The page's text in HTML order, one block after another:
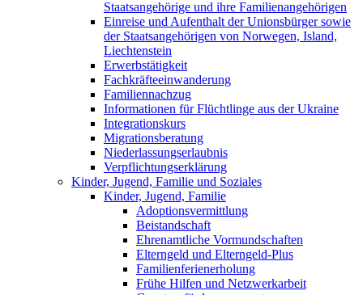
Staatsangehörige und ihre Familienangehörigen
Einreise und Aufenthalt der Unionsbürger sowie
der Staatsangehörigen von Norwegen, Island,
Liechtenstein
Erwerbstätigkeit
Fachkräfteeinwanderung
Familiennachzug
Informationen für Flüchtlinge aus der Ukraine
Integrationskurs
Migrationsberatung
Niederlassungserlaubnis
Verpflichtungserklärung
Kinder, Jugend, Familie und Soziales
Kinder, Jugend, Familie
Adoptionsvermittlung
Beistandschaft
Ehrenamtliche Vormundschaften
Elterngeld und Elterngeld-Plus
Familienferienerholung
Frühe Hilfen und Netzwerkarbeit